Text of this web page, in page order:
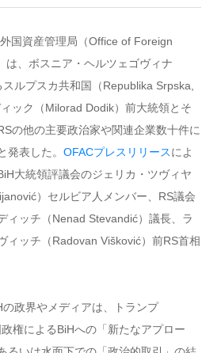
国資産管理局（Office of Foreign
は、ボスニア・ヘルツェゴヴィナ
スルプスカ共和国（Republika Srpska,
ック（Milorad Dodik）前大統領とそ
の他の主要政治家や関連企業数十件に
発表した。 OFACプレスリリースによ
大統領評議会のジェリカ・ツヴィヤ
）セルビア人メンバー、RS議会
ィッチ（Nenad Stevandić）議長、ラ
ィッチ（Radovan Višković）前RS首相
政界やメディアは、トランプ
権によるBiHへの「新たなアプロー